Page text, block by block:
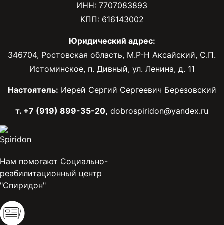
ИНН: 7707083893
КПП: 616143002
Юридический адрес:
346704, Ростовская область, М.Р-Н Аксайский, С.П.
Истоминское, п. Дивный, ул. Ленина, д. 11
Настоятель: Иерей Сергий Сергеевич Березовский
т. +7 (919) 899-35-20, dobrospiridon@yandex.ru
Нам помогают Социально-
реабилитационный центр
"Спиридон"